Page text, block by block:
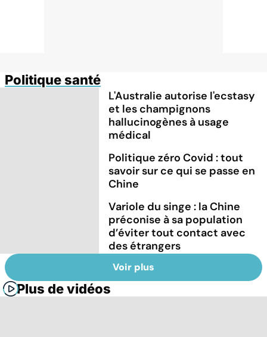
Politique santé
L'Australie autorise l'ecstasy
et les champignons
hallucinogènes à usage
médical
Politique zéro Covid : tout
savoir sur ce qui se passe en
Chine
Variole du singe : la Chine
préconise à sa population
d’éviter tout contact avec
des étrangers
Voir plus
Plus de vidéos